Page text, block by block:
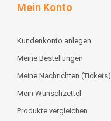
Mein Konto
Kundenkonto anlegen
Meine Bestellungen
Meine Nachrichten (Tickets)
Mein Wunschzettel
Produkte vergleichen